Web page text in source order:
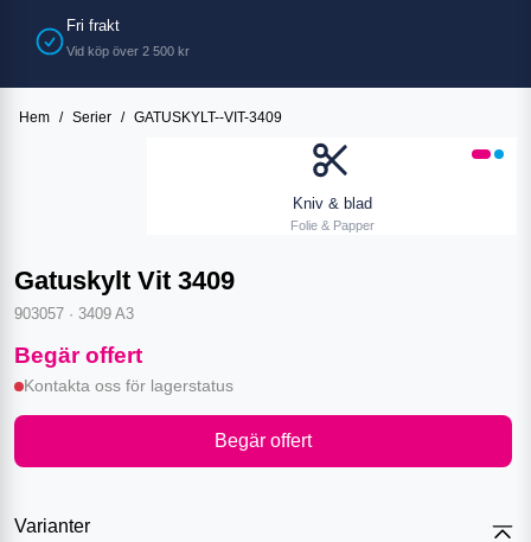
Fri frakt
Vid köp över 2 500 kr
Hem / Serier / GATUSKYLT--VIT-3409
Kniv & blad
Folie & Papper
Gatuskylt Vit 3409
903057 · 3409 A3
Begär offert
Kontakta oss för lagerstatus
Begär offert
Varianter